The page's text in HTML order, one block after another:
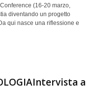
(16-20 marzo,
diventando un progetto
qui nasce una riflessione e
a